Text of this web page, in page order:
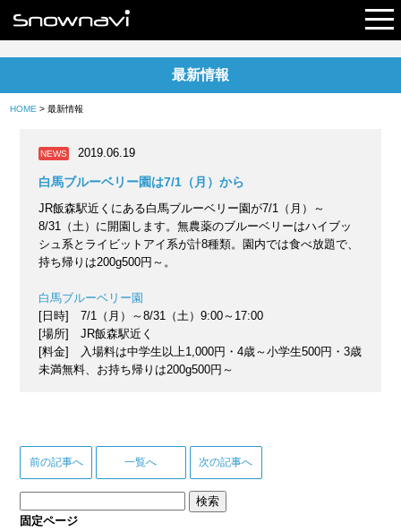
最新情報
HOME > 最新情報
NEWS 2019.06.19
白馬ブルーベリー園は7/1（月）から
JR飯森駅近くにある白馬ブルーベリー園が7/1（月）～
8/31（土）に開園します。無農薬のブルーベリーはハイブッ
シュ系とライビットアイ系が計8種類。園内では食べ放題で、
持ち帰りは200g500円～。
白馬ブルーベリー園
[日時] 7/1（月）～8/31（土）9:00～17:00
[場所] JR飯森駅近く
[料金] 入場料は中学生以上1,000円・4歳～小学生500円・3歳
未満無料、お持ち帰りは200g500円～
前の記事へ 一覧へ 次の記事へ
索:
固定ページ